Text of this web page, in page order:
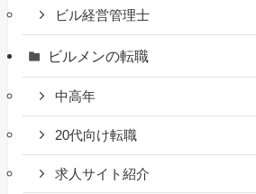
ビル経営管理士
ビルメンの転職
中高年
20代向け転職
求人サイト紹介